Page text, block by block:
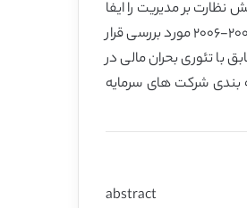
بر مدیریت را ایفا
می کنند. به منظور بررسی پیامدهای این استدلال ها بر انگیزه های مدیریت درآمد مدیران، ما نمونه ای از شرکت های ایالات متحده را در طول دوره سال های ٢٠٠٣-٢٠٠۶ مورد بررسی قرار
با تئوری بحران مالی در
بندی شرکت های سرمایه
abstract